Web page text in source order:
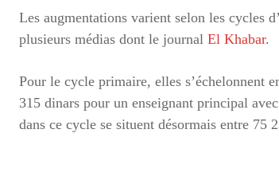
Les augmentations varient selon les cycles
plusieurs médias dont le journal El Khabar.
Pour le cycle primaire, elles s’échelonnent
315 dinars pour un enseignant principal
dans ce cycle se situent désormais entre 75